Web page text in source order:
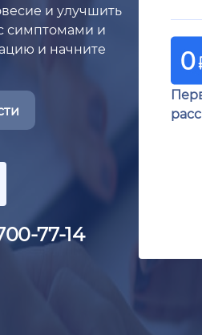
и улучшить
симптомами и
и начните
77-14